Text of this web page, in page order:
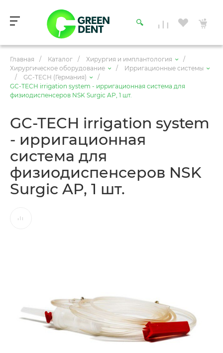
Главная / Каталог / Хирургия и имплантология
/
Хирургическое оборудование
/
Ирригационные системы
/
GC-TECH (Германия)
/
GC-TECH irrigation system - ирригационная система для
физиодиспенсеров NSK Surgic AP, 1 шт.
GC-TECH irrigation system
- ирригационная
система для
физиодиспенсеров NSK
Surgic AP, 1 шт.